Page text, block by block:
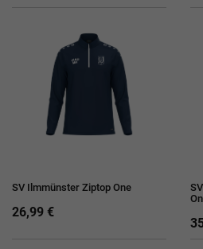
SV Ilmmünster Ziptop One
26,99 €